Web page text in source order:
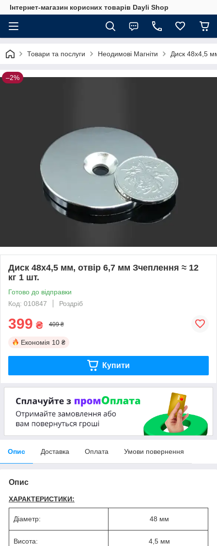
Інтернет-магазин корисних товарів Dayli Shop
Товари та послуги Неодимові Магніти Диск 48х4,5
–2%
Диск 48х4,5 мм, отвір 6,7 мм Зчеплення ≈ 12
кг 1 шт.
Готово до відправки
Код: 010847
Роздріб
399 ₴ 409 ₴
Економія 10 ₴
Купити
Опис Доставка Оплата Умови повернення
Опис
ХАРАКТЕРИСТИКИ:
Діаметр: 48 мм
Висота: 4,5 мм